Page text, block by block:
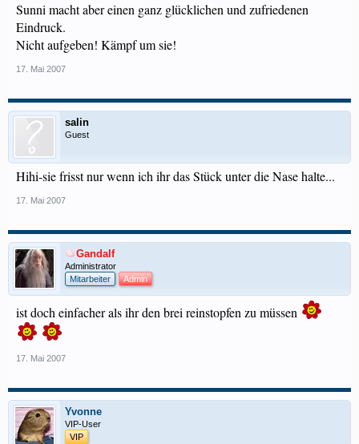
Sunni macht aber einen ganz glücklichen und zufriedenen
Eindruck.
Nicht aufgeben! Kämpf um sie!
17. Mai 2007
salin
Guest
Hihi-sie frisst nur wenn ich ihr das Stück unter die Nase halte...
17. Mai 2007
Gandalf
Administrator
Mitarbeiter
Admin
ist doch einfacher als ihr den brei reinstopfen zu müssen
17. Mai 2007
Yvonne
VIP-User
VIP